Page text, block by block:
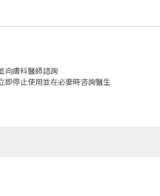
向膚科醫師諮詢
即停止使用並在必要時咨詢醫生